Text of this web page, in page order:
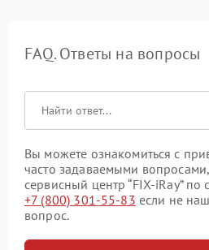
FAQ. Ответы на вопросы
Вы можете ознакомиться с
часто задаваемыми
сервисный центр “FIX-iRay”
+7 (800) 301-55-83 если не
вопрос.